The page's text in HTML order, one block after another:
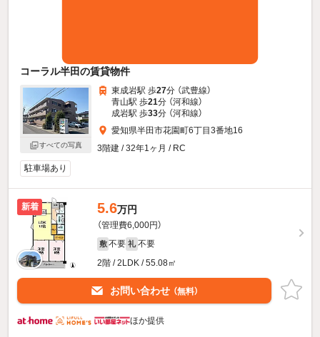
コーラル半田の賃貸物件
すべての写真
東成岩駅 歩27分 （武豊線）
青山駅 歩21分 （河和線）
成岩駅 歩33分 （河和線）
愛知県半田市花園町6丁目3番地16
3階建 / 32年1ヶ月 / RC
駐車場あり
新着 5.6万円
（管理費6,000円）
敷 不要 礼 不要
2階 / 2LDK / 55.08㎡
お問い合わせ （無料）
ほか提供